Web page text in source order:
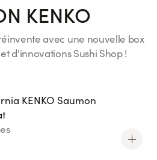
KENKO
avec une nouvelle box
d'innovations Sushi Shop !
70% de sucres en moins
KENKO Saumon